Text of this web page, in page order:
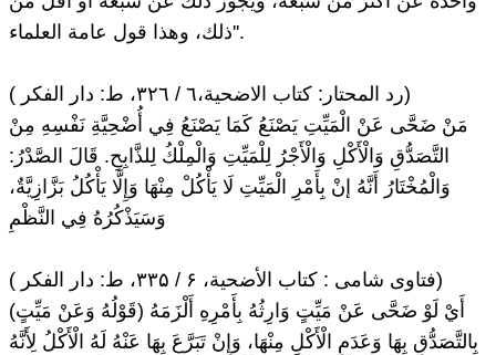
ذلك، وهذا قول عامة العلماء''.
( رد المحتار: كتاب الاضحية،٦ / ۳۲٦، ط: دار الفكر)
مَنْ ضَحَّى عَنْ الْمَيِّتِ يَصْنَعُ كَمَا يَصْنَعُ فِي أُضْحِيَّةِ نَفْسِهِ مِنْ
التَّصَدُّقِ وَالْأَكْلِ وَالْأَجْرُ لِلْمَيِّتِ وَالْمِلْكُ لِلذَّابِحِ. قَالَ الصَّدْرُ:
وَالْمُخْتَارُ أَنَّهُ إنْ بِأَمْرِ الْمَيِّتِ لَا يَأْكُلْ مِنْهَا وَإِلَّا يَأْكُلُ بَزَّازِيَّةٌ،
وَسَيَذْكُرُهُ فِي النَّظْمِ
( فتاوی شامی : كتاب الأضحية، ۶ / ۳۳۵، ط: دار الفكر)
(قَوْلُهُ وَعَنْ مَيِّتٍ) أَيْ لَوْ ضَحَّى عَنْ مَيِّتٍ وَارِثُهُ بِأَمْرِهِ أَلْزَمَهُ
بِالتَّصَدُّقِ بِهَا وَعَدَمِ الْأَكْلِ مِنْهَا، وَإِنْ تَبَرَّعَ بِهَا عَنْهُ لَهُ الْأَكْلُ لِأَنَّهُ